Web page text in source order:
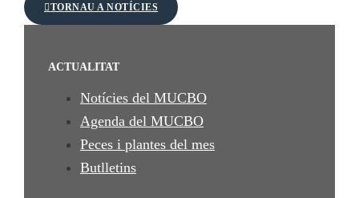
TORNAU A NOTÍCIES
ACTUALITAT
Notícies del MUCBO
Agenda del MUCBO
Peces i plantes del mes
Butlletins